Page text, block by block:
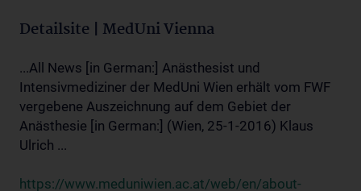
Detailsite | MedUni Vienna
...All News [in German:] Anästhesist und
Intensivmediziner der MedUni Wien erhält vom FWF
vergebene Auszeichnung auf dem Gebiet der
Anästhesie [in German:] (Wien, 25-1-2016) Klaus
Ulrich ...
https://www.meduniwien.ac.at/web/en/about-